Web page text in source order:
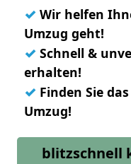
✓ Wir helfen
Umzug geht!
✓ Schnell &
erhalten!
✓ Finden Sie
Umzug!
blitzschnell